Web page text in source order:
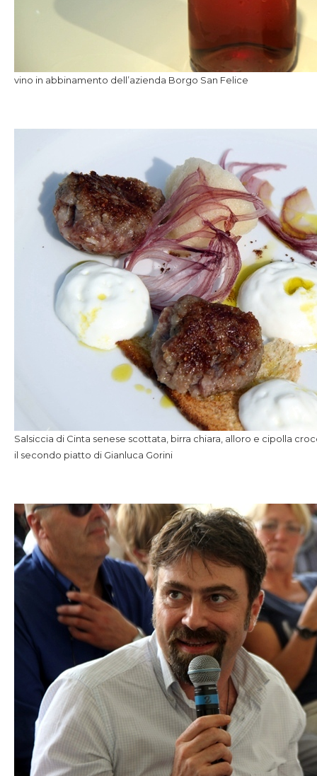
vino in abbinamento dell’azienda Borgo San Felice
Salsiccia di Cinta senese scottata, birra chiara, alloro e cipolla
il secondo piatto di Gianluca Gorini